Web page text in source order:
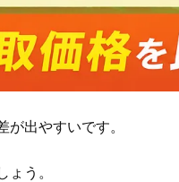
出やすいです。
う。